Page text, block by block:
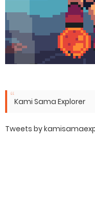
Kami Sama Explorer
Tweets by